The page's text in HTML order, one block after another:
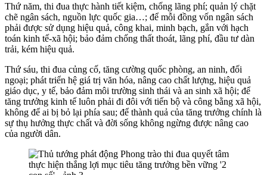
Thứ năm, thi đua thực hành tiết kiệm, chống lãng phí; quản lý chặt
chẽ ngân sách, nguồn lực quốc gia…; để mỗi đồng vốn ngân sách
phải được sử dụng hiệu quả, công khai, minh bạch, gắn với hạch
toán kinh tế-xã hội; bảo đảm chống thất thoát, lãng phí, đầu tư dàn
trải, kém hiệu quả.
Thứ sáu, thi đua củng cố, tăng cường quốc phòng, an ninh, đối
ngoại; phát triển hệ giá trị văn hóa, nâng cao chất lượng, hiệu quả
giáo dục, y tế, bảo đảm môi trường sinh thái và an sinh xã hội; để
tăng trưởng kinh tế luôn phải đi đôi với tiến bộ và công bằng xã hội,
không để ai bị bỏ lại phía sau; để thành quả của tăng trưởng chính là
sự thụ hưởng thực chất và đời sống không ngừng được nâng cao
của người dân.